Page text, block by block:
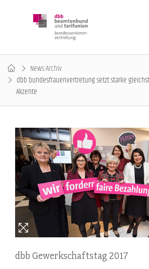
News-Archiv
dbb bundesfrauenvertretung setzt starke
Akzente
dbb Gewerkschaftstag 2017